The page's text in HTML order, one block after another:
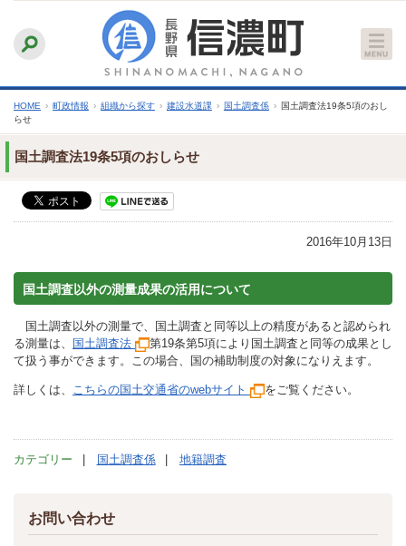
文
へ
ふりがなをつける
文字サイズ
縮小 標準 拡大
HOME › 町政情報 › 組織から探す › 建設水道課 › 国土調査係 › 国土調査法19条5項のおし
らせ
国土調査法19条5項のおしらせ
2016年10月13日
国土調査以外の測量成果の活用について
国土調査以外の測量で、国土調査と同等以上の精度があると認められ
る測量は、
国土調査法
第19条第5項により国土調査と同等の成果とし
て扱う事ができます。この場合、国の補助制度の対象になりえます。
詳しくは、 こちらの国土交通省のwebサイト をご覧ください。
カテゴリー 国土調査係 地籍調査
お問い合わせ